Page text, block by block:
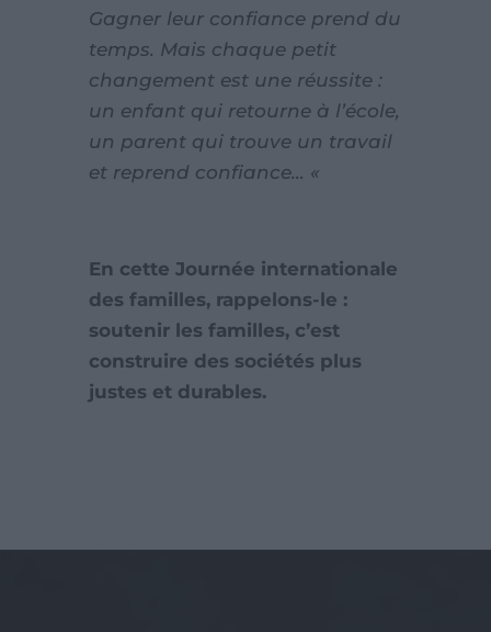
Gagner leur confiance prend du
temps. Mais chaque petit
changement est une réussite :
un enfant qui retourne à l’école,
un parent qui trouve un travail
et reprend confiance… «
En cette Journée internationale
des familles, rappelons-le :
soutenir les familles, c’est
construire des sociétés plus
justes et durables.